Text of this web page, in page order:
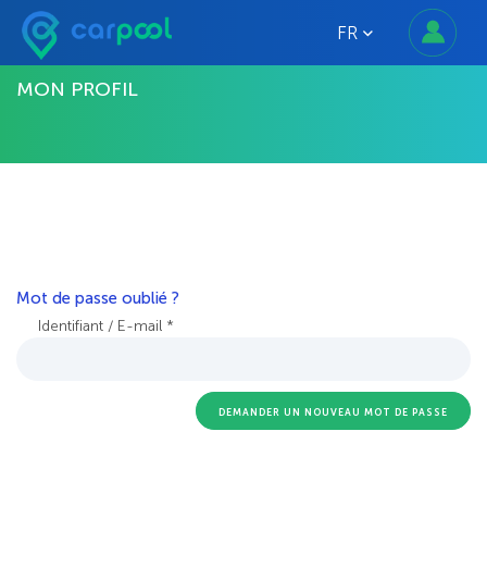
FR
MON PROFIL
Mot de passe oublié ?
Identifiant / E-mail *
DEMANDER UN NOUVEAU MOT DE PASSE